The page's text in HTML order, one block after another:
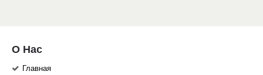
О Нас
Главная